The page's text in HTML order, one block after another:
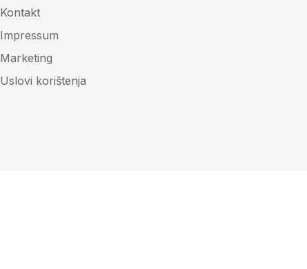
Kontakt
Impressum
Marketing
Uslovi korištenja